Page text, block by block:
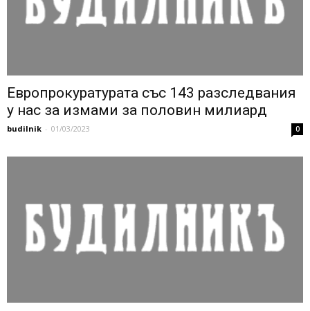
Европрокуратурата със 143 разследвания
у нас за измами за половин милиард
budilnik - 01/03/2023 0